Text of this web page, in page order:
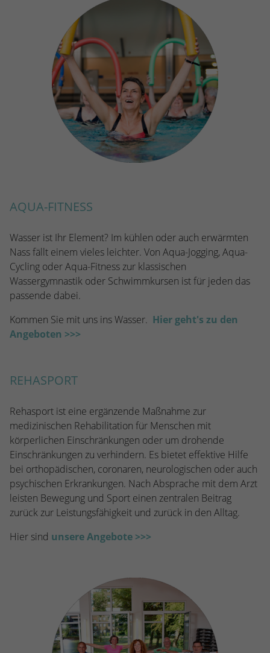
AQUA-FITNESS
Wasser ist Ihr Element? Im kühlen oder auch erwärmten
Nass fällt einem vieles leichter. Von Aqua-Jogging, Aqua-
Cycling oder Aqua-Fitness zur klassischen
Wassergymnastik oder Schwimmkursen ist für jeden das
passende dabei.
Kommen Sie mit uns ins Wasser. Hier geht's zu den
Angeboten >>>
REHASPORT
Rehasport ist eine ergänzende Maßnahme zur
medizinischen Rehabilitation für Menschen mit
körperlichen Einschränkungen oder um drohende
Einschränkungen zu verhindern. Es bietet effektive Hilfe
bei orthopädischen, coronaren, neurologischen oder auch
psychischen Erkrankungen. Nach Absprache mit dem Arzt
leisten Bewegung und Sport einen zentralen Beitrag
zurück zur Leistungsfähigkeit und zurück in den Alltag.
Hier sind unsere Angebote >>>